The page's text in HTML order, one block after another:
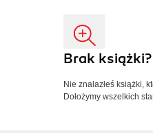
Brak
Nie znalazłeś książki,
Dołożymy wszelkich